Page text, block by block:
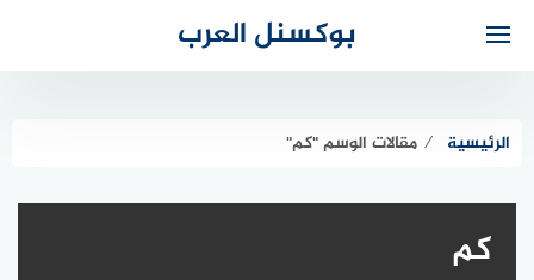
بوكسنل العرب
الرئيسية ⁄ مقالات الوسم "كم"
كم